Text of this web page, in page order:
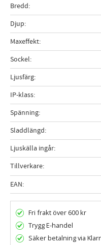
Bredd
Djup
Maxeffekt
Sockel
Ljusfärg
IP-klass
Spänning
Sladdlängd
Ljuskälla ingår
Tillverkare
EAN
Fri frakt över 600 kr
Trygg E-handel
Säker betalning via